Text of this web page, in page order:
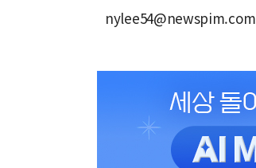
nylee54@newspim.com